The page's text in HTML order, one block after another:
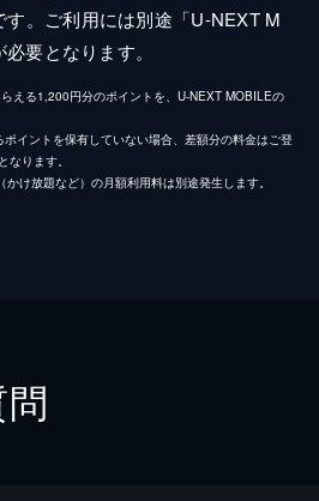
。ご利用には別途「U-NEXT M
要となります。
える1,200円分のポイントを、U-NEXT MOBILEの
イントを保有していない場合、差額分の料金はご登
ります。
け放題など）の月額利用料は別途発生します。